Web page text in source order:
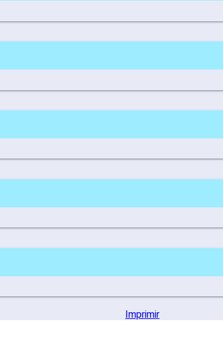
Imprimir